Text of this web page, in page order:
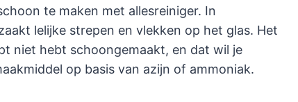
te maken met allesreiniger. In
lelijke strepen en vlekken op het glas. Het
niet hebt schoongemaakt, en dat wil je
op basis van azijn of ammoniak.